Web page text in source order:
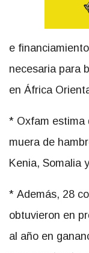
e
necesaria para
en África
* Oxfam estima
muera de
Kenia, Somalia
* Además, 28
obtuvieron en
al año en